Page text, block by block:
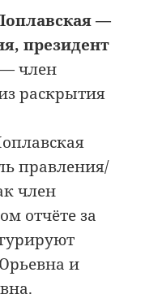
—
президент
член
раскрытия
правления/
член
отчёте за
и